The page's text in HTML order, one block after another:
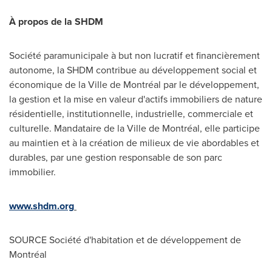
À propos de la SHDM
Société paramunicipale à but non lucratif et financièrement
autonome, la SHDM contribue au développement social et
économique de la Ville de Montréal par le développement,
la gestion et la mise en valeur d'actifs immobiliers de nature
résidentielle, institutionnelle, industrielle, commerciale et
culturelle. Mandataire de la Ville de Montréal, elle participe
au maintien et à la création de milieux de vie abordables et
durables, par une gestion responsable de son parc
immobilier.
www.shdm.org
SOURCE Société d'habitation et de développement de
Montréal